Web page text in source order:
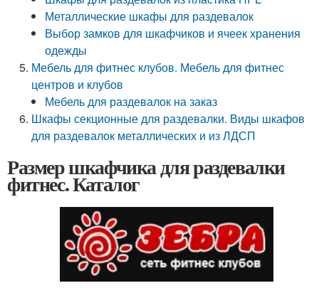
Металлические шкафы для раздевалок
Выбор замков для шкафчиков и ячеек хранения
одежды
Мебель для фитнес клубов. Мебель для фитнес
центров и клубов
Мебель для раздевалок на заказ
Шкафы секционные для раздевалки. Виды шкафов
для раздевалок металлических и из ЛДСП
Размер шкафчика для раздевалки
фитнес. Каталог